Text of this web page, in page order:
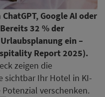
ChatGPT, Google AI oder
Bereits 32 % der
ein –
Report 2025).
zeigen die
sichtbar Ihr Hotel in KI-
verschenken.